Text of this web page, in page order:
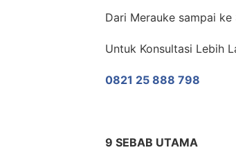
Dari Merauke sampai ke
Untuk Konsultasi Lebih
0821 25 888 798
9 SEBAB UTAMA